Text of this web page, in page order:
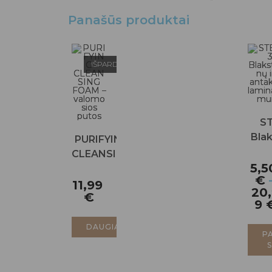
Panašūs produktai
IŠPARDUOTA
PURIFYING
CLEANSING
valomosios
putos
11,99
€
DAUGIAU
€
9